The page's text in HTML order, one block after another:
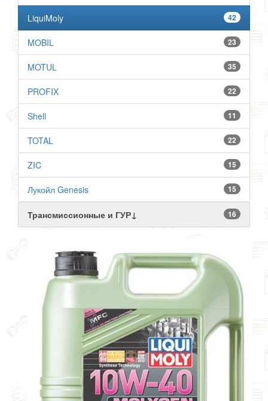
42
LiquiMoly
23
MOBIL
35
MOTUL
22
PROFIX
11
Shell
22
TOTAL
15
ZIC
15
Лукойл Genesis
Трансмиссионные и ГУР↓ 16